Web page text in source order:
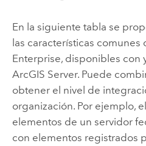
En la siguiente tabla se
las características comunes
Enterprise, disponibles con
ArcGIS Server. Puede
obtener el nivel de
organización. Por ejemplo,
elementos de un servidor
con elementos registrados